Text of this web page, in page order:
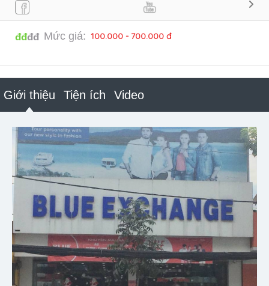
đđđđ Mức giá: 100.000 - 700.000 đ
Giới thiệu Tiện ích Video